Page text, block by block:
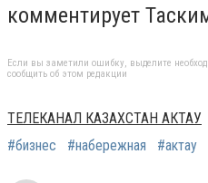
комментирует
Если вы заметили ошибку, выделите
сообщить об этом редакции
ТЕЛЕКАНАЛ КАЗАХСТАН АКТАУ
#бизнес
#набережная #актау